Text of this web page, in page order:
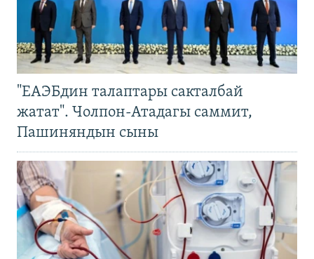
"ЕАЭБдин талаптары сакталбай
жатат". Чолпон-Атадагы саммит,
Пашиняндын сыны